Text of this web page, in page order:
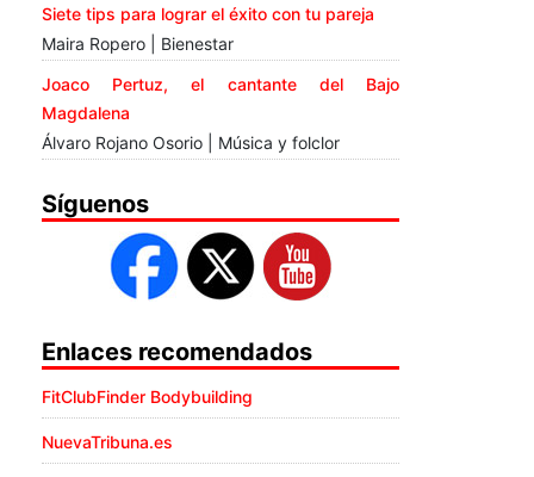
Siete tips para lograr el éxito con tu pareja
Maira Ropero | Bienestar
Joaco Pertuz, el cantante del Bajo
Magdalena
Álvaro Rojano Osorio | Música y folclor
Síguenos
Enlaces recomendados
FitClubFinder Bodybuilding
NuevaTribuna.es